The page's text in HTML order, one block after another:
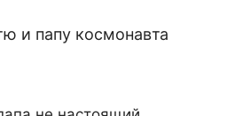
и папу космонавта